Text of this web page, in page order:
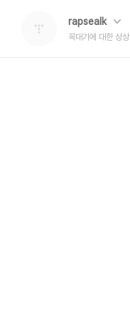
rapsealk
꼭대기에 대한 상상